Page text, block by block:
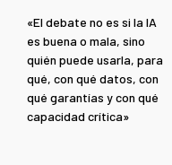
«El debate no es si la IA
es buena o mala, sino
quién puede usarla, para
qué, con qué datos, con
qué garantías y con qué
capacidad crítica»